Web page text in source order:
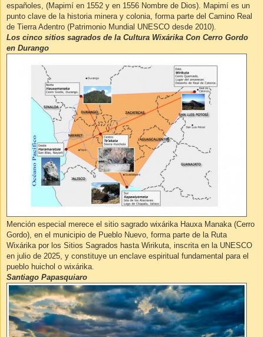
españoles, (Mapimí en 1552 y en 1556 Nombre de Dios). Mapimí es un
punto clave de la historia minera y colonia, forma parte del Camino Real
de Tierra Adentro (Patrimonio Mundial UNESCO desde 2010).
Los cinco sitios sagrados de la Cultura Wixárika Con Cerro Gordo
en Durango
Mención especial merece el sitio sagrado wixárika Hauxa Manaka (Cerro
Gordo), en el municipio de Pueblo Nuevo, forma parte de la Ruta
Wixárika por los Sitios Sagrados hasta Wirikuta, inscrita en la UNESCO
en julio de 2025, y constituye un enclave espiritual fundamental para el
pueblo huichol o wixárika.
Santiago Papasquiaro